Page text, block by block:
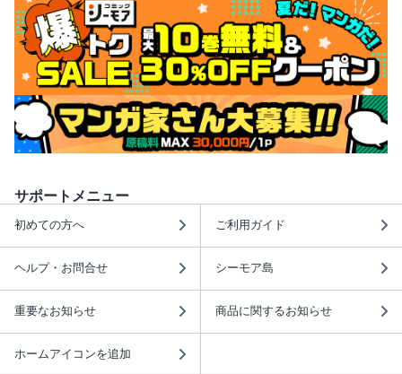
サポートメニュー
初めての方へ ご利用ガイド
ヘルプ・お問合せ シーモア島
重要なお知らせ 商品に関するお知らせ
ホームアイコンを追加